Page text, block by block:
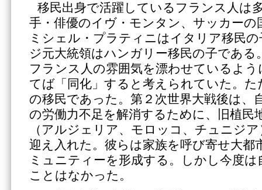
移民出身で活躍しているフランス人は
手・俳優のイヴ・モンタン、サッカーの
ミシェル・プラティニはイタリア移民
ジ元大統領はハンガリー移民の子である
フランス人の雰囲気を漂わせているよう
てば「同化」すると考えられていた。
の移民であった。第２次世界大戦後は、
の労働力不足を解消するために、旧植民
（アルジェリア、モロッコ、チュニジ
迎え入れた。彼らは家族を呼び寄せ大都
ミュニティーを形成する。しかし今度
ことはなかった。